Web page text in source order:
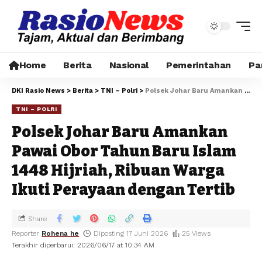
Home Berita Nasional Pemerintahan
DKI Rasio News > Berita > TNI – Polri > Polsek Johar Baru Amankan Pawai Obor Tahun Baru Islam 1448 Hijriah, Ribuan Warga Ikuti Perayaan dengan Tertib
TNI – POLRI
Polsek Johar Baru Amankan
Pawai Obor Tahun Baru Islam
1448 Hijriah, Ribuan Warga
Ikuti Perayaan dengan Tertib
Terakhir diperbarui: 2026/06/17 at 10:34 AM
Reporter Rohena he Diposting 17 Juni 2026 25 Views
Share